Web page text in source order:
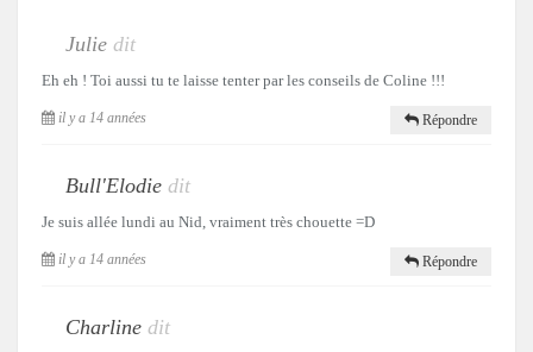
Julie dit
Eh eh ! Toi aussi tu te laisse tenter par les conseils de Coline !!!
il y a 14 années Répondre
Bull'Elodie dit
Je suis allée lundi au Nid, vraiment très chouette =D
il y a 14 années Répondre
Charline dit